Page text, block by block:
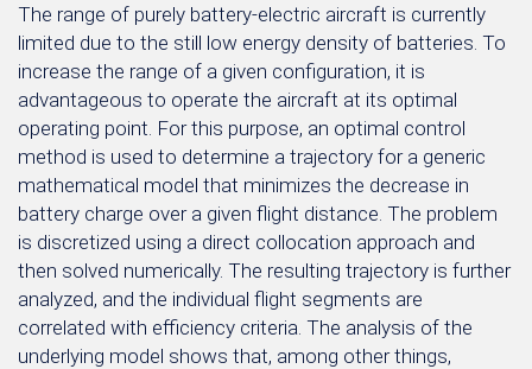
The range of purely battery-electric aircraft is currently
limited due to the still low energy density of batteries. To
increase the range of a given configuration, it is
advantageous to operate the aircraft at its optimal
operating point. For this purpose, an optimal control
method is used to determine a trajectory for a generic
mathematical model that minimizes the decrease in
battery charge over a given flight distance. The problem
is discretized using a direct collocation approach and
then solved numerically. The resulting trajectory is further
analyzed, and the individual flight segments are
correlated with efficiency criteria. The analysis of the
underlying model shows that, among other things,